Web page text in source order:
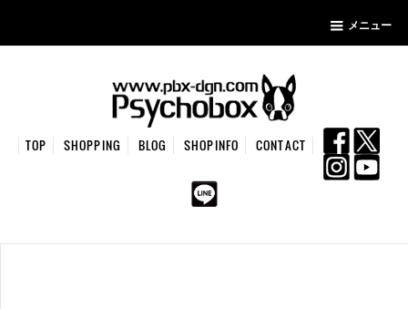
メニュー
TOP SHOPPING BLOG SHOPINFO CONTACT